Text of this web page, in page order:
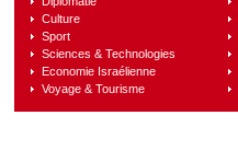
Culture
Sport
Sciences & Technologies
Economie Israélienne
Voyage & Tourisme